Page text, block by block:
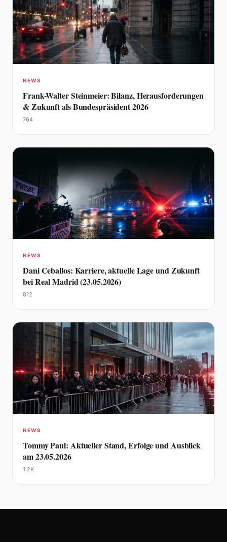
NEWS
Frank-Walter Steinmeier: Bilanz, Herausforderungen
& Zukunft als Bundespräsident 2026
764
NEWS
Dani Ceballos: Karriere, aktuelle Lage und Zukunft
bei Real Madrid (23.05.2026)
812
NEWS
Tommy Paul: Aktueller Stand, Erfolge und Ausblick
am 23.05.2026
1,2K